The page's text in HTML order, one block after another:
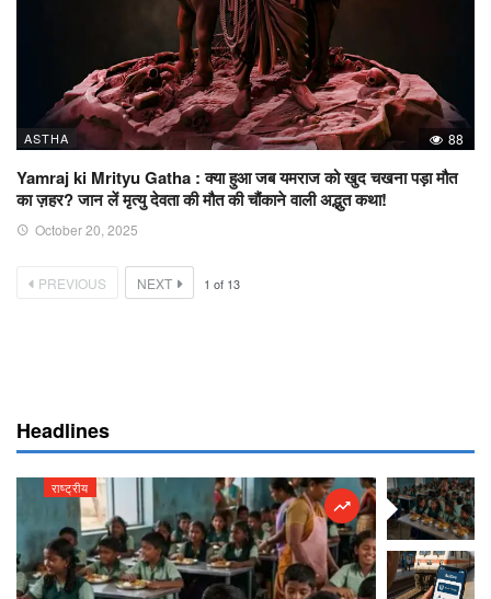
ASTHA 88
Yamraj ki Mrityu Gatha : क्या हुआ जब यमराज को खुद चखना पड़ा मौत
का ज़हर? जान लें मृत्यु देवता की मौत की चौंकाने वाली अद्भुत कथा!
October 20, 2025
PREVIOUS NEXT 1 of 13
Headlines
राष्ट्रीय राष्ट्रीय